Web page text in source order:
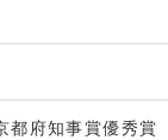
都府知事賞優秀賞